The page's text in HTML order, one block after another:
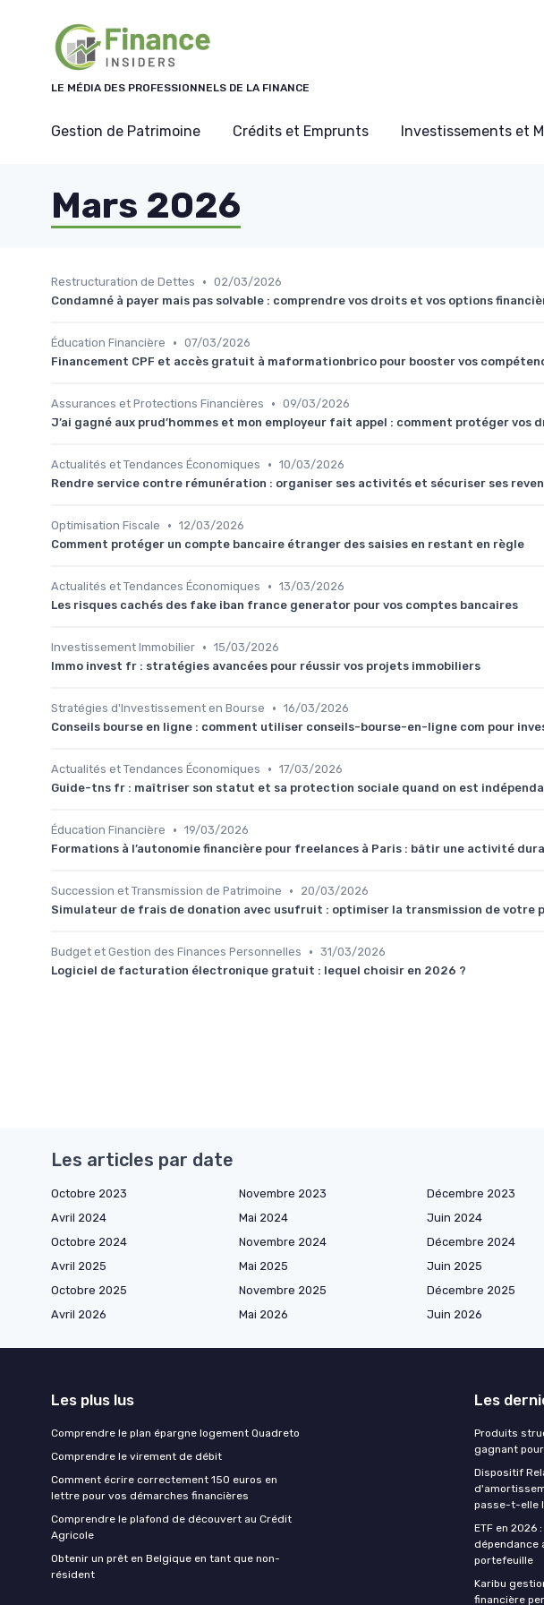
LE MÉDIA DES PROFESSIONNELS DE LA FINANCE
Gestion de Patrimoine Crédits et Emprunts Investissements et
Mars 2026
Restructuration de Dettes • 02/03/2026
Condamné à payer mais pas solvable : comprendre vos droits et vos options
Éducation Financière • 07/03/2026
Financement CPF et accès gratuit à maformationbrico pour booster vos
Assurances et Protections Financières • 09/03/2026
J’ai gagné aux prud’hommes et mon employeur fait appel : comment protéger vos
Actualités et Tendances Économiques • 10/03/2026
Rendre service contre rémunération : organiser ses activités et sécuriser ses
Optimisation Fiscale • 12/03/2026
Comment protéger un compte bancaire étranger des saisies en restant en règle
Actualités et Tendances Économiques • 13/03/2026
Les risques cachés des fake iban france generator pour vos comptes bancaires
Investissement Immobilier • 15/03/2026
Immo invest fr : stratégies avancées pour réussir vos projets immobiliers
Stratégies d'Investissement en Bourse • 16/03/2026
Conseils bourse en ligne : comment utiliser conseils-bourse-en-ligne com pour
Actualités et Tendances Économiques • 17/03/2026
Guide-tns fr : maîtriser son statut et sa protection sociale quand on est
Éducation Financière • 19/03/2026
Formations à l’autonomie financière pour freelances à Paris : bâtir une activité
Succession et Transmission de Patrimoine •
20/03/2026
Simulateur de frais de donation avec usufruit : optimiser la transmission de votre
Budget et Gestion des Finances Personnelles • 31/03/2026
Logiciel de facturation électronique gratuit : lequel choisir en 2026 ?
Les articles par date
Octobre 2023 Novembre 2023 Décembre 2023
Avril 2024
Mai 2024 Juin 2024
Octobre 2024
Novembre 2024 Décembre 2024
Avril 2025
Mai 2025 Juin 2025
Octobre 2025
Novembre 2025 Décembre 2025
Avril 2026
Mai 2026 Juin 2026
Les plus lus
Comprendre le plan épargne logement Quadreto
Comprendre le virement de débit
Comment écrire correctement 150 euros en
lettre pour vos démarches financières
Comprendre le plafond de découvert au Crédit
Agricole
Obtenir un prêt en Belgique en tant que non-
résident
Les
Produits
gagnant
Dispositif
passe-t-elle
ETF en
dépendance
portefeuille
Karibu
financière